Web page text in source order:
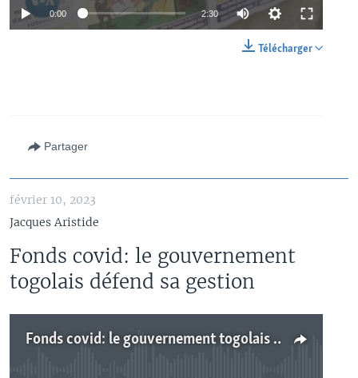
0:00 2:30
Télécharger
Partager
février 10, 2023
Jacques Aristide
Fonds covid: le gouvernement
togolais défend sa gestion
Fonds covid: le gouvernement togolais défend sa gestion